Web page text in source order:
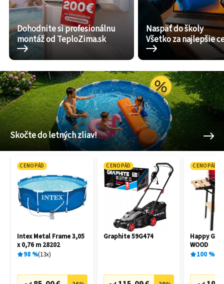
Dohodnite si profesionálnu
montáž od TeploZima.sk
Naspäť do školy
Všetko za najlepšie
Skočte do letných zliav!
CENOPÁD
Intex Metal Frame 3,05
x 0,76 m 28202
98% 13x
CENOPÁD
Graphite 59G474
CENOPÁD
Happy
WOOD
100%